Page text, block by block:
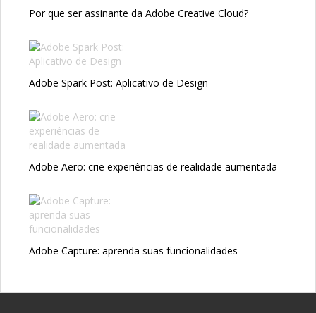
Por que ser assinante da Adobe Creative Cloud?
Adobe Spark Post: Aplicativo de Design
Adobe Aero: crie experiências de realidade aumentada
Adobe Capture: aprenda suas funcionalidades